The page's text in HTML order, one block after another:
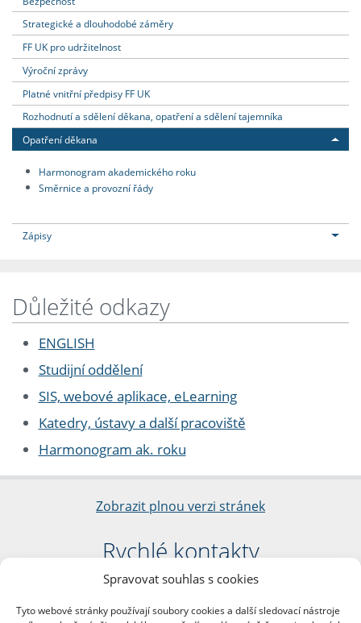
Spravovat souhlas s cookies
Tyto webové stránky používají soubory cookies a další sledovací nástroje
Strategické a dlouhodobé záměry
FF UK pro udržitelnost
Výroční zprávy
Platné vnitřní předpisy FF UK
Rozhodnutí a sdělení děkana, opatření a sdělení tajemníka
Opatření děkana
Harmonogram akademického roku
Směrnice a provozní řády
Zápisy
Důležité odkazy
ENGLISH
Studijní oddělení
SIS, webové aplikace, eLearning
Katedry, ústavy a další pracoviště
Harmonogram ak. roku
Zobrazit plnou verzi stránek
Rychlé kontakty
Filozofická fakulta
nám. Jana Palacha 1/2